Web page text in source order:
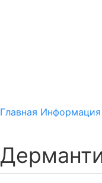
Главная Информация